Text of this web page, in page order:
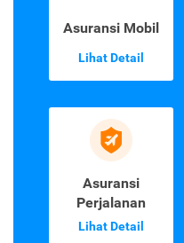
Asuransi Mobil
Lihat Detail
Asuransi
Perjalanan
Lihat Detail